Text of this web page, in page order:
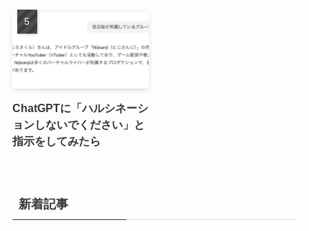
ChatGPTに「ハルシネーシ
ョンしないでください」と
指示をしてみたら
新着記事